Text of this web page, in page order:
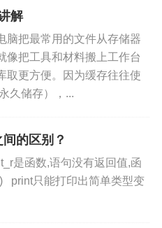
解
脑把最常用的文件从存储器
像把工具和材料搬上工作台
取更方便。因为缓存往往使
久储存），...
的区别？
是函数,语句没有返回值,函
print只能打印出简单类型变